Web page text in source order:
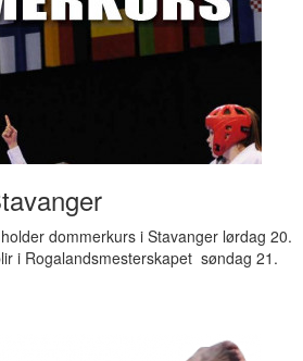
dommerkurs i Stavanger lørdag 20.
i Rogalandsmesterskapet søndag 21.